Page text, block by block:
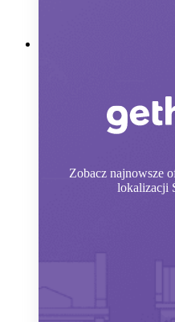
Zobacz najnowsze
lokalizacji